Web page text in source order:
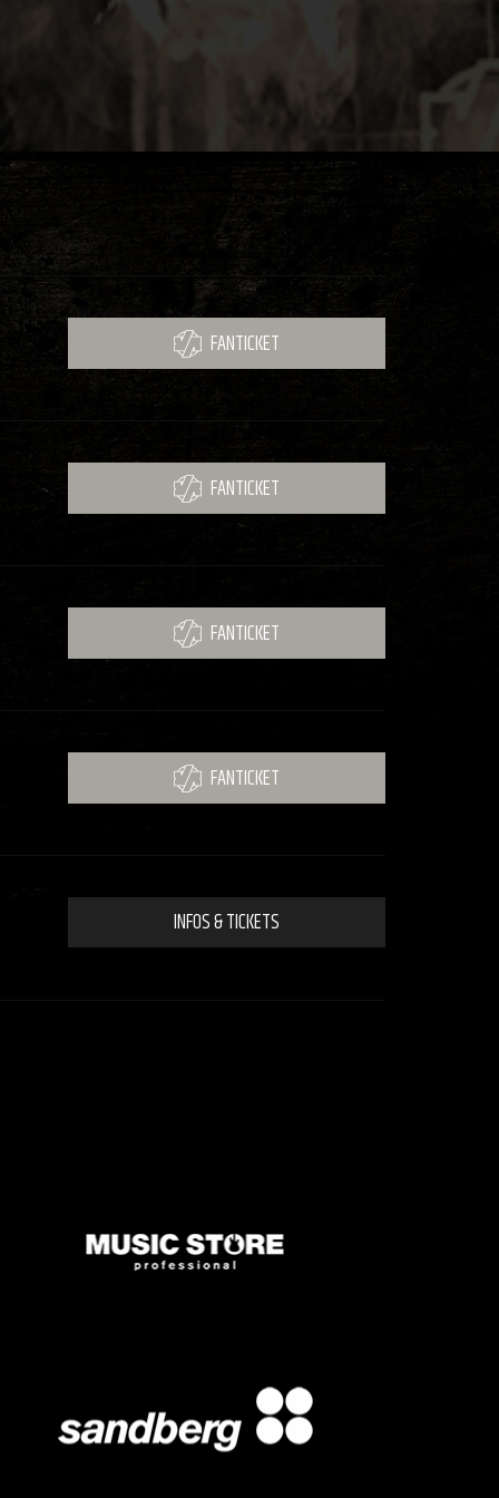
FANTICKET
FANTICKET
FANTICKET
FANTICKET
INFOS & TICKETS